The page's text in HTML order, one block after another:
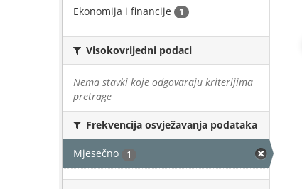
Ekonomija i financije 1
Visokovrijedni podaci
Nema stavki koje odgovaraju kriterijima
pretrage
Frekvencija osvježavanja podataka
Mjesečno 1